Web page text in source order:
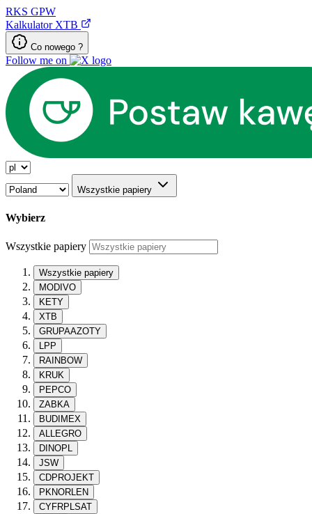
RKS GPW
Kalkulator XTB
Co nowego ?
Follow me on
Wszystkie papiery
Wybierz
Wszystkie papiery
Wszystkie papiery
MODIVO
KETY
XTB
GRUPAAZOTY
LPP
RAINBOW
KRUK
PEPCO
ZABKA
BUDIMEX
ALLEGRO
DINOPL
JSW
CDPROJEKT
PKNORLEN
CYFRPLSAT